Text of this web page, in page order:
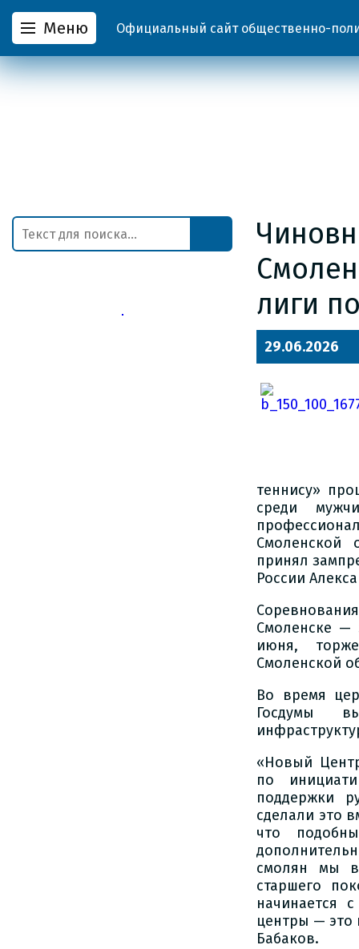
Меню Официальный сайт общественно-
лиги
29.06.2026
теннису»
среди
Смоленской
принял
России
Смоленске —
июня,
Смоленской
Во время
Госдумы
«Новый
по
поддержки
сделали это
что
смолян мы
старшего
начинается
центры — это
Бабаков.